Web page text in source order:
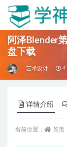
阿泽Blender
盘下载
艺术设计 4
详情介绍
当前位置： 首页